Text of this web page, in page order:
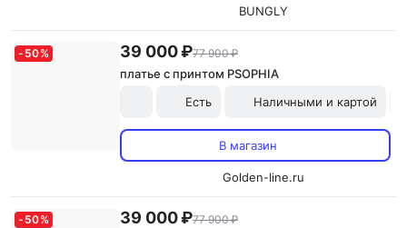
BUNGLY
- 50% 39 000 ₽77 900 ₽
платье с принтом PSOPHIA
Есть
Наличными и картой
В магазин
Golden-line.ru
- 50% 39 000 ₽77 900 ₽